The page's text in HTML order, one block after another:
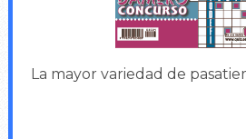
La mayor variedad de